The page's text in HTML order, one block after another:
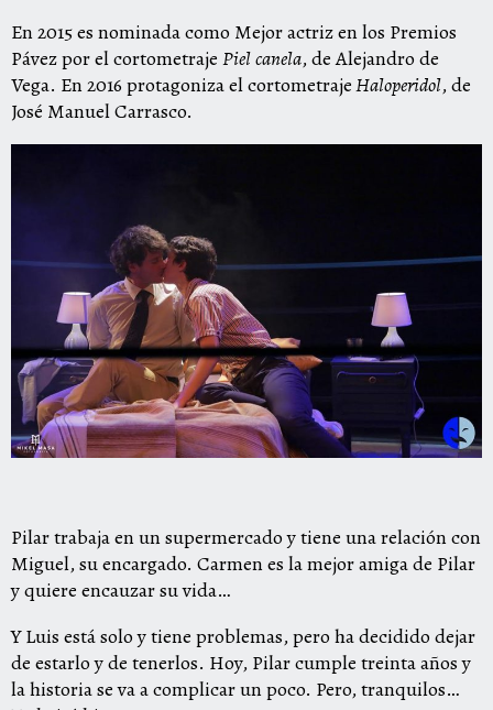
En 2015 es nominada como Mejor actriz en los Premios
Pávez por el cortometraje Pielcanela, de Alejandro de
Vega. En 2016 protagoniza el cortometrajeHaloperidol, de
José Manuel Carrasco.
Pilar trabaja en un supermercado y tiene una relación con
Miguel, su encargado. Carmen es la mejor amiga de Pilar
y quiere encauzar su vida…
Y Luis está solo y tiene problemas, pero ha decidido dejar
de estarlo y de tenerlos. Hoy, Pilar cumple treinta años y
la historia se va a complicar un poco. Pero, tranquilos…